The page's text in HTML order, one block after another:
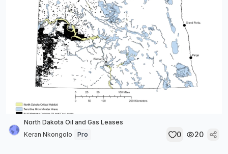
North Dakota Oil and Gas Leases
Keran Nkongolo
Pro 0 20